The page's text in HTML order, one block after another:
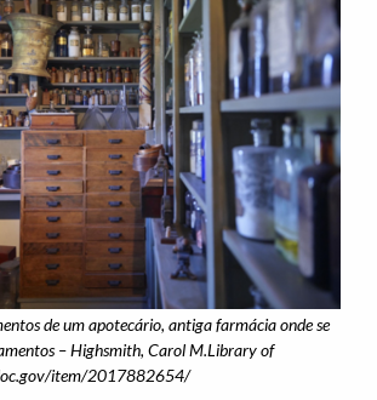
de um apotecário, antiga farmácia onde se
– Highsmith, Carol M.Library of
item/2017882654/